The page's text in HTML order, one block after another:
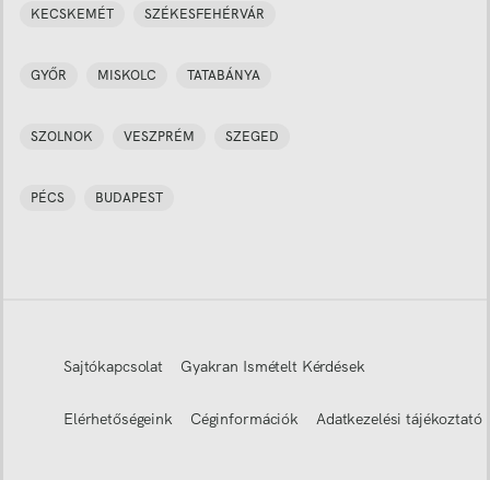
KECSKEMÉT SZÉKESFEHÉRVÁR
GYŐR MISKOLC TATABÁNYA
SZOLNOK VESZPRÉM SZEGED
PÉCS BUDAPEST
Sajtókapcsolat Gyakran Ismételt Kérdések
Elérhetőségeink Céginformációk Adatkezelési tájékoztató